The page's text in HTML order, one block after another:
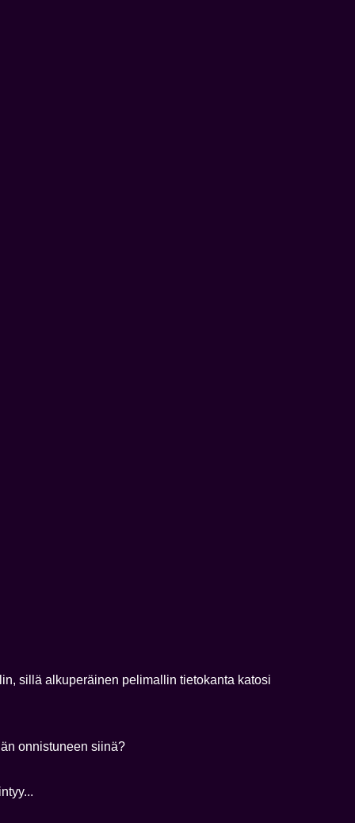
sillä alkuperäinen pelimallin tietokanta katosi
onnistuneen siinä?